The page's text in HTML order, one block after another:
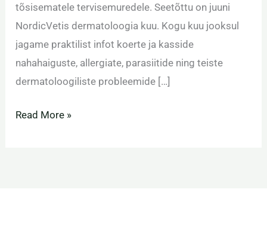
tõsisematele tervisemuredele. Seetõttu on juuni
NordicVetis dermatoloogia kuu. Kogu kuu jooksul
jagame praktilist infot koerte ja kasside
nahahaiguste, allergiate, parasiitide ning teiste
dermatoloogiliste probleemide […]
Read More »